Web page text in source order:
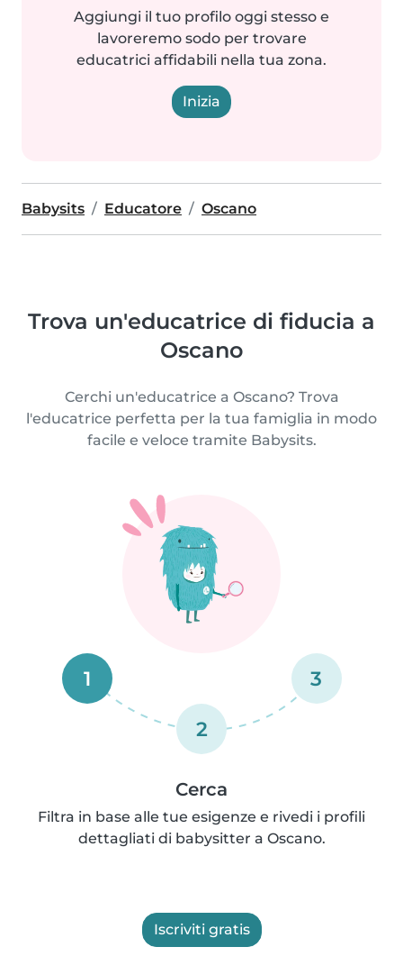
Aggiungi il tuo profilo oggi stesso e
lavoreremo sodo per trovare
educatrici affidabili nella tua zona.
Inizia
Babysits Educatore Oscano
Trova un'educatrice di fiducia a
Oscano
Cerchi un'educatrice a Oscano? Trova
l'educatrice perfetta per la tua famiglia in modo
facile e veloce tramite Babysits.
1
2
3
Cerca
Filtra in base alle tue esigenze e rivedi i profili
dettagliati di babysitter a Oscano.
Iscriviti gratis